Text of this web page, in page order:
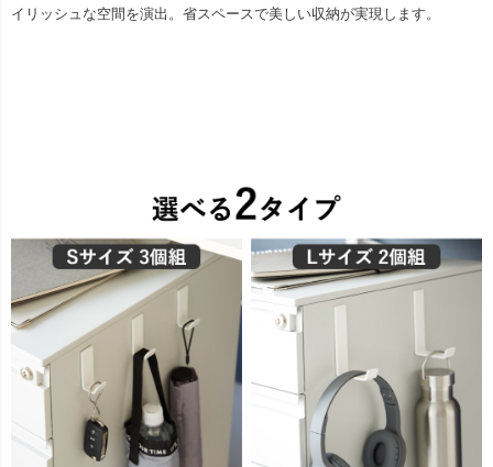
イリッシュな空間を演出。省スペースで美しい収納が実現します。